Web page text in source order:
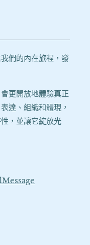
們的內在旅程，發
更開放地體驗真正
達、組織和體現，
，並讓它綻放光